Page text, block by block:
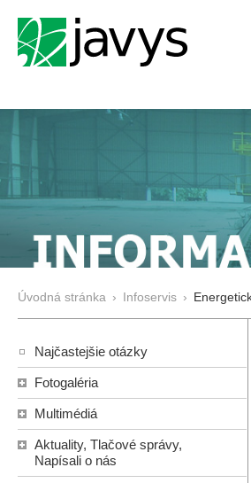
Úvodná stránka › Infoservis ›
Najčastejšie otázky
Fotogaléria
Multimédiá
Aktuality, Tlačové správy,
Napísali o nás